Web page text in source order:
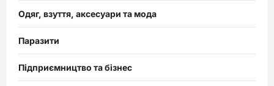
Одяг, взуття, аксесуари та мода
Паразити
Підприємництво та бізнес